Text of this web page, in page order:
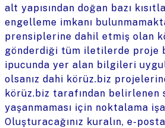
alt yapısından doğan bazı
engelleme imkanı
prensiplerine dahil etmiş olan
gönderdiği tüm iletilerde proje
ipucunda yer alan bilgileri
olsanız dahi körüz.biz
körüz.biz tarafından belirlenen
yaşanmaması için noktalama
Oluşturacağınız kuralın, e-